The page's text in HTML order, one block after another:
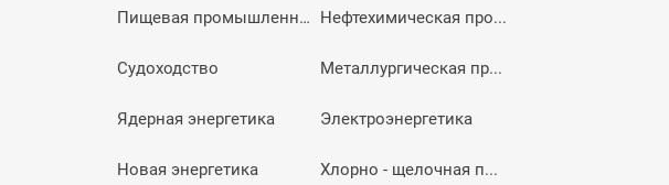
Пищевая промышленно... Нефтехимическая про...
Судоходство Металлургическая пр...
Ядерная энергетика Электроэнергетика
Новая энергетика Хлорно - щелочная п...